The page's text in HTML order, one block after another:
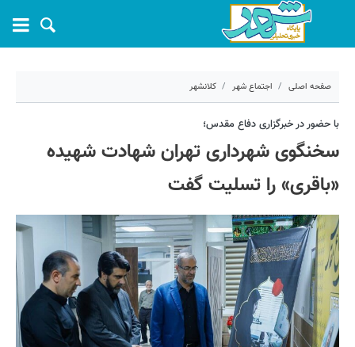
صفحه اصلی اجتماع شهر کلانشهر
۱۰ تیر ۱۴۰۴ - ۱۴:۵۵
کد مطلب:69899
با حضور در خبرگزاری دفاع مقدس؛
سخنگوی شهرداری تهران شهادت شهیده
«باقری» را تسلیت گفت